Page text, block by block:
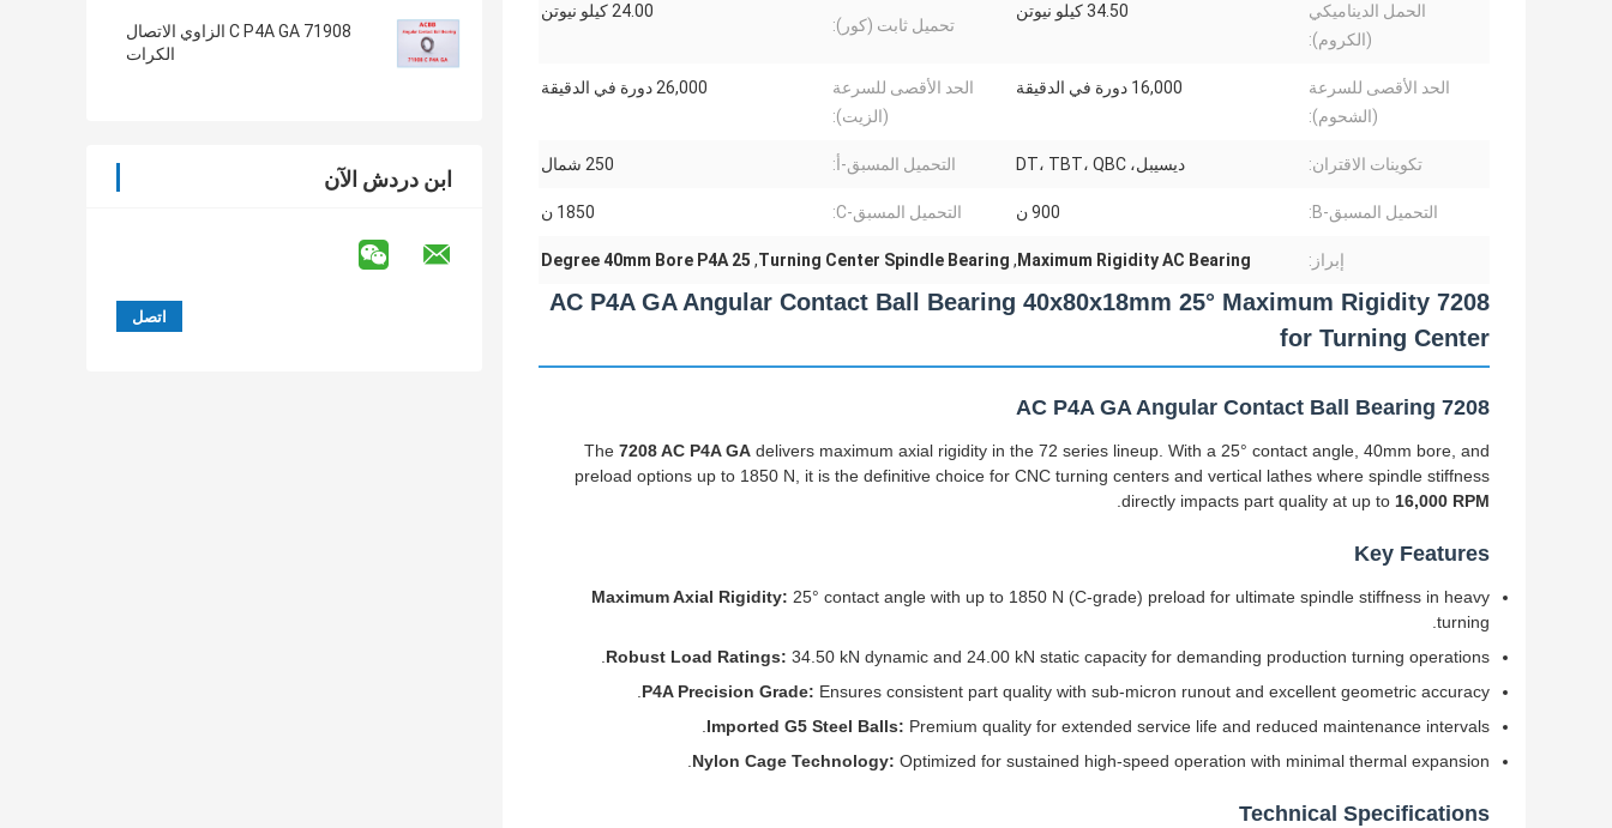
71908 C P4A GA الزاوي الاتصال
الكرات
ابن دردش الآن
الحمل الديناميكي
(الكروم):
34.50 كيلو نيوتن
تحميل ثابت (كور):
24.00 كيلو نيوتن
الحد الأقصى للسرعة
(الشحوم):
16,000 دورة في الدقيقة
الحد الأقصى للسرعة
(الزيت):
26,000 دورة في الدقيقة
تكوينات الاقتران: ديسيبل، DT، TBT، QBC التحميل المسبق-أ: 250 شمال
التحميل المسبق-B: 900 ن التحميل المسبق-C: 1850 ن
إبراز: Maximum Rigidity AC Bearing
,
Turning Center Spindle Bearing
,
25 Degree 40mm Bore P4A
7208 AC P4A GA Angular Contact Ball Bearing 40x80x18mm 25° Maximum Rigidity
for Turning Center
7208 AC P4A GA Angular Contact Ball Bearing
The 7208 AC P4A GA delivers maximum axial rigidity in the 72 series lineup. With a 25° contact angle, 40mm bore, and
preload options up to 1850 N, it is the definitive choice for CNC turning centers and vertical lathes where spindle stiffness
directly impacts part quality at up to 16,000 RPM
.
Key Features
Maximum Axial Rigidity: 25° contact angle with up to 1850 N (C-grade) preload for ultimate spindle stiffness in heavy
turning.
Robust Load Ratings: 34.50 kN dynamic and 24.00 kN static capacity for demanding production turning operations.
P4A Precision Grade: Ensures consistent part quality with sub-micron runout and excellent geometric accuracy.
Imported G5 Steel Balls: Premium quality for extended service life and reduced maintenance intervals.
Nylon Cage Technology: Optimized for sustained high-speed operation with minimal thermal expansion.
Technical Specifications